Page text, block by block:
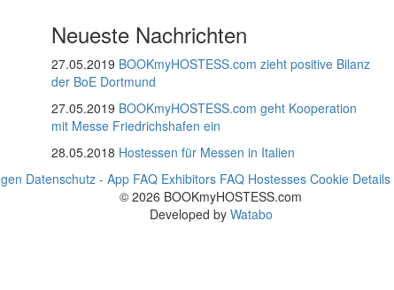
Neueste Nachrichten
27.05.2019 BOOKmyHOSTESS.com zieht positive Bilanz
der BoE Dortmund
27.05.2019 BOOKmyHOSTESS.com geht Kooperation
mit Messe Friedrichshafen ein
28.05.2018 Hostessen für Messen in Italien
Datenschutz - App FAQ Exhibitors FAQ Hostesses Cookie Details
© 2026 BOOKmyHOSTESS.com
Developed by Watabo